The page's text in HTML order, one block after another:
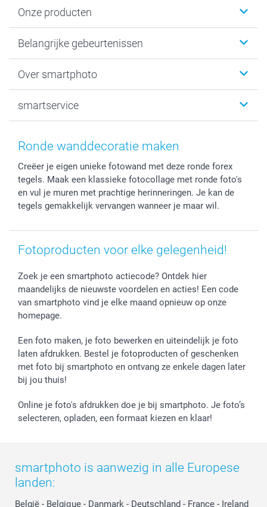
Onze producten
Fotogeschenken
Fotoprints, Fotoposter & Fotoalbum met fotoprints
MyNameBook
Stickers en Etiketten
Fotokalenders & Fotoagenda's
Belangrijke gebeurtenissen
Baby
Communie- en Lentefeest
Geschenken voor hem
Moederdag
Vaderdag
Verjaardag
Over smartphoto
Duurzaamheid
Voorwaarden
Klachtenregeling
Wettelijke garantie
Privacybeleid
Prijslijst
Jobs & Stages
smartservice
smartgarantie
Betalingsmogelijkheden
Grote bestellingen
Levering
smartfriends
Ronde wanddecoratie maken
Creëer je eigen unieke fotowand met deze ronde forex
tegels. Maak een klassieke fotocollage met ronde foto's
en vul je muren met prachtige herinneringen. Je kan de
tegels gemakkelijk vervangen wanneer je maar wil.
Fotoproducten voor elke gelegenheid!
Zoek je een smartphoto actiecode? Ontdek hier
maandelijks de nieuwste voordelen en acties! Een code
van smartphoto vind je elke maand opnieuw op onze
homepage.
Een foto maken, je foto bewerken en uiteindelijk je foto
laten afdrukken. Bestel je fotoproducten of geschenken
met foto bij smartphoto en ontvang ze enkele dagen later
bij jou thuis!
Online je foto's afdrukken doe je bij smartphoto. Je foto’s
selecteren, opladen, een formaat kiezen en klaar!
smartphoto is aanwezig in alle Europese
landen:
België - Belgique - Danmark - Deutschland - France - Ireland